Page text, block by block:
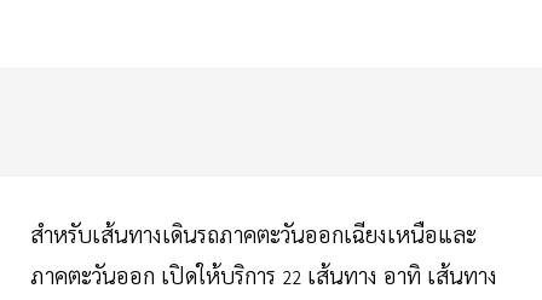
สำหรับเส้นทางเดินรถภาคตะวันออกเฉียงเหนือและ
ภาคตะวันออก เปิดให้บริการ 22 เส้นทาง อาทิ เส้นทาง